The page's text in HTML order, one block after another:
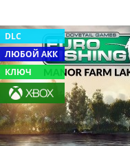
DLC
ЛЮБОЙ АКК
КЛЮЧ